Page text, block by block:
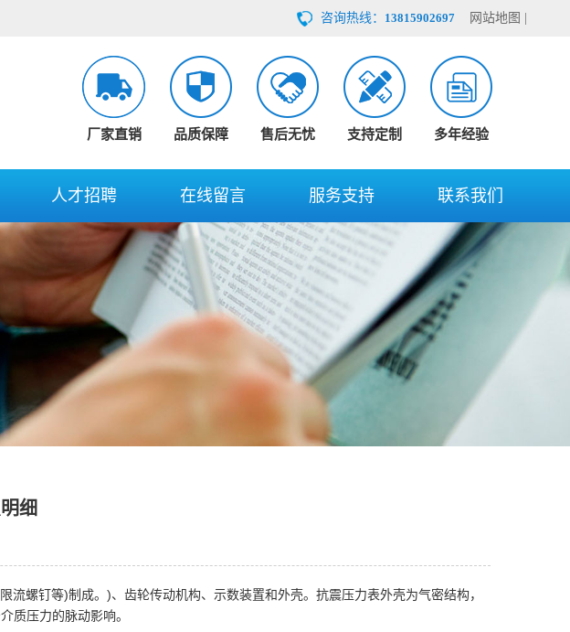
网站地图
咨询热线： 13815902697
厂家直销 品质保障 售后无忧 支持定制 多年经验
人才招聘 在线留言 服务支持 联系我们
细
流螺钉等)制成。)、齿轮传动机构、示数装置和外壳。抗震压力表外壳为气密结构，
质压力的脉动影响。